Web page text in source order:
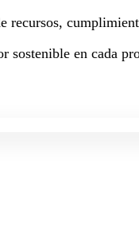
recursos,
sostenible en cada